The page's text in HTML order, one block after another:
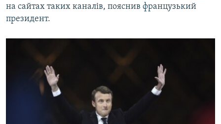
на сайтах таких каналів, пояснив французький
президент.